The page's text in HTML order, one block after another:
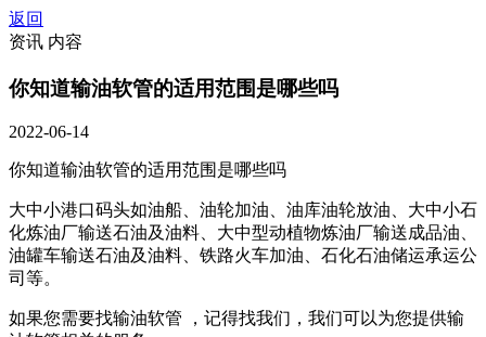
返回
资讯 内容
你知道输油软管的适用范围是哪些吗
2022-06-14
你知道输油软管的适用范围是哪些吗
大中小港口码头如油船、油轮加油、油库油轮放油、大中小石
化炼油厂输送石油及油料、大中型动植物炼油厂输送成品油、
油罐车输送石油及油料、铁路火车加油、石化石油储运承运公
司等。
如果您需要找输油软管 ，记得找我们，我们可以为您提供输